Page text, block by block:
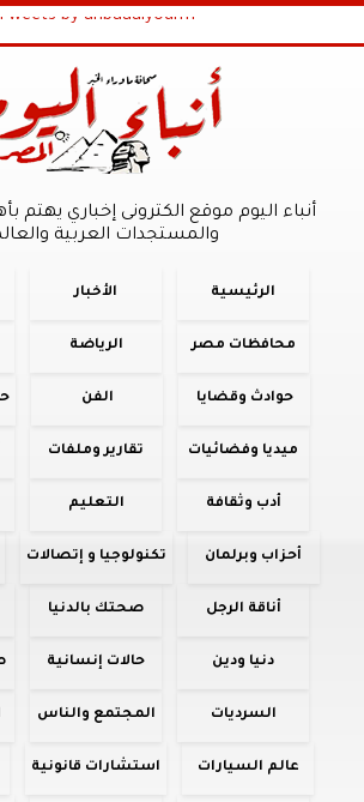
Tweets by anbaaalyoum1
أنباء اليوم موقع الكترونى إخباري يهتم
والمستجدات العربية
الرئيسية الأخبار
محافظات مصر الرياضة
حوادث وقضايا الفن
ميديا وفضائيات تقارير وملفات
أدب وثقافة التعليم
أحزاب وبرلمان تكنولوجيا و إتصالات
أناقة الرجل صحتك بالدنيا
دنيا ودين حالات إنسانية
السرديات المجتمع والناس
عالم السيارات استشارات قانونية